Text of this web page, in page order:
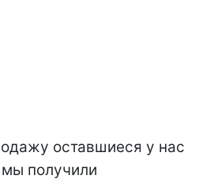
оставшиеся у нас
получили